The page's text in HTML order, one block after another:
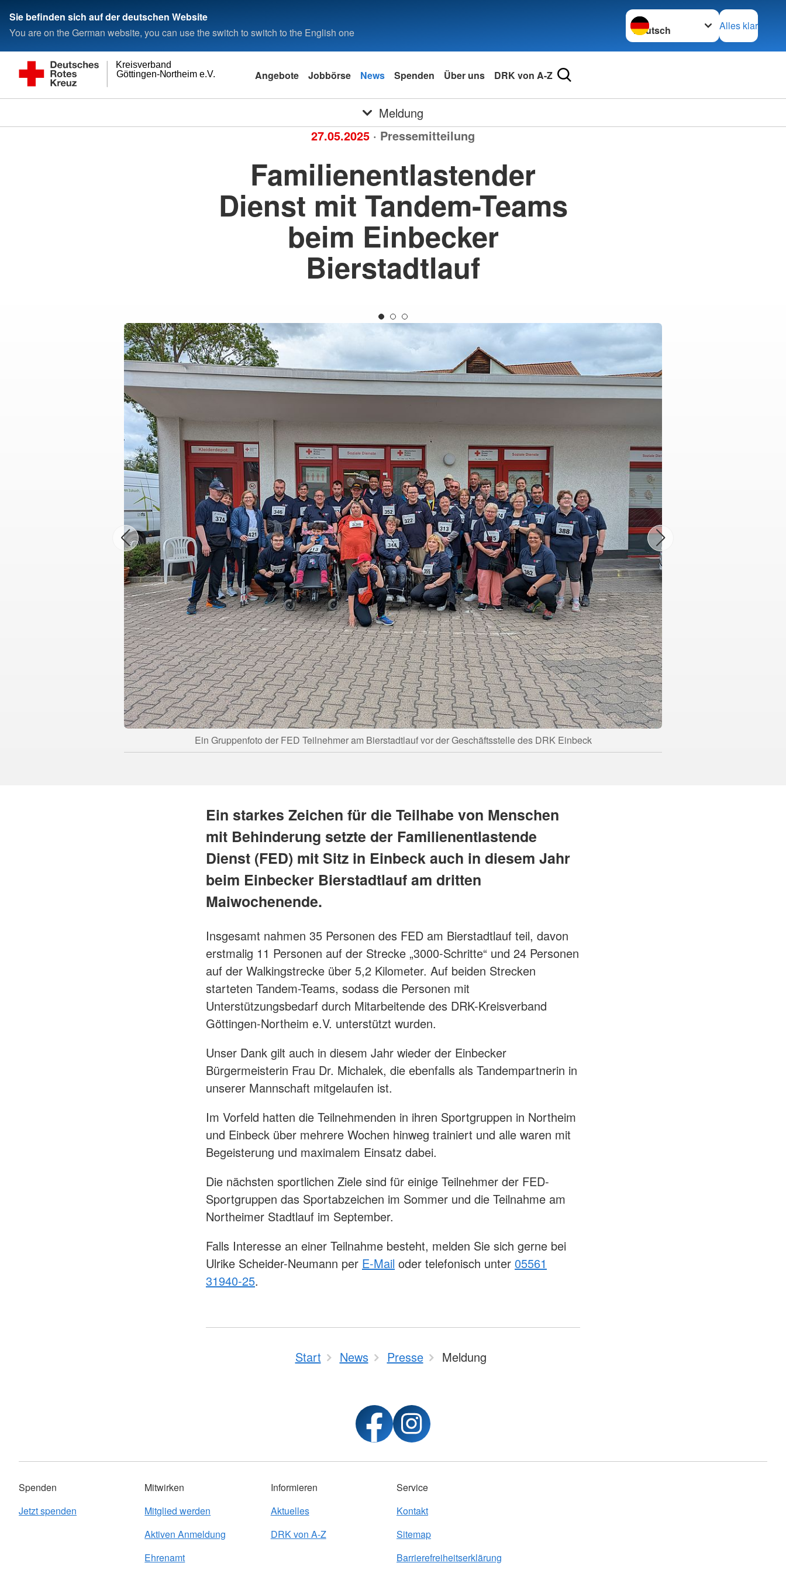
Sie befinden sich auf der deutschen Website
You are on the German website, you can use the switch to switch to the English one
Sprache wechseln zu
Alles klar
Göttingen-Northeim e.V.
Kreisverband
Angebote Jobbörse News Spenden Über uns DRK von A-Z
Meldung
27.05.2025 · Pressemitteilung
Familienentlastender
Dienst mit Tandem-Teams
beim Einbecker
Bierstadtlauf
Ein Gruppenfoto der FED Teilnehmer am Bierstadtlauf vor der Geschäftsstelle des DRK Einbeck
Ein starkes Zeichen für die Teilhabe von Menschen
mit Behinderung setzte der Familienentlastende
Dienst (FED) mit Sitz in Einbeck auch in diesem Jahr
beim Einbecker Bierstadtlauf am dritten
Maiwochenende.
Insgesamt nahmen 35 Personen des FED am Bierstadtlauf teil, davon
erstmalig 11 Personen auf der Strecke „3000-Schritte“ und 24 Personen
auf der Walkingstrecke über 5,2 Kilometer. Auf beiden Strecken
starteten Tandem-Teams, sodass die Personen mit
Unterstützungsbedarf durch Mitarbeitende des DRK-Kreisverband
Göttingen-Northeim e.V. unterstützt wurden.
Unser Dank gilt auch in diesem Jahr wieder der Einbecker
Bürgermeisterin Frau Dr. Michalek, die ebenfalls als Tandempartnerin in
unserer Mannschaft mitgelaufen ist.
Im Vorfeld hatten die Teilnehmenden in ihren Sportgruppen in Northeim
und Einbeck über mehrere Wochen hinweg trainiert und alle waren mit
Begeisterung und maximalem Einsatz dabei.
Die nächsten sportlichen Ziele sind für einige Teilnehmer der FED-
Sportgruppen das Sportabzeichen im Sommer und die Teilnahme am
Northeimer Stadtlauf im September.
Falls Interesse an einer Teilnahme besteht, melden Sie sich gerne bei
Ulrike Scheider-Neumann per E-Mail oder telefonisch unter 05561
31940-25.
Start News Presse Meldung
Spenden
Jetzt spenden
Mitwirken
Mitglied werden
Aktiven Anmeldung
Ehrenamt
Informieren
Aktuelles
DRK von A-Z
Service
Kontakt
Sitemap
Barrierefreiheitserklärung